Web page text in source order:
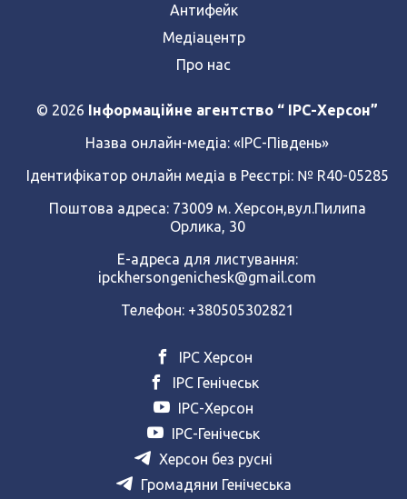
Антифейк
Медіацентр
Про нас
© 2026 Інформаційне агентство “ IPC-Херсон”
Назва онлайн-медіа: «ІРС-Південь»
Ідентифікатор онлайн медіа в Реєстрі: № R40-05285
Поштова адреса: 73009 м. Херсон,вул.Пилипа
Орлика, 30
Е-адреса для листування:
ipckhersongenichesk@gmail.com
Телефон: +380505302821
ІРС Херсон
ІРС Генічеськ
ІРС-Херсон
ІРС-Генічеськ
Херсон без русні
Громадяни Генічеська